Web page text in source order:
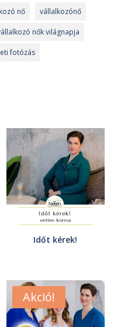
nő vállalkozónő
nők világnapja
fotózás
Időt kérek!
Akció!